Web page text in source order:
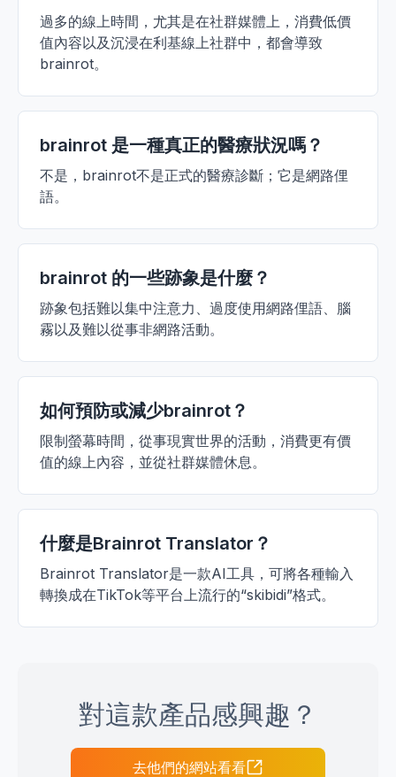
過多的線上時間，尤其是在社群媒體上，消費低價
值內容以及沉浸在利基線上社群中，都會導致
brainrot。
brainrot 是一種真正的醫療狀況嗎？
不是，brainrot不是正式的醫療診斷；它是網路俚
語。
brainrot 的一些跡象是什麼？
跡象包括難以集中注意力、過度使用網路俚語、腦
霧以及難以從事非網路活動。
如何預防或減少brainrot？
限制螢幕時間，從事現實世界的活動，消費更有價
值的線上內容，並從社群媒體休息。
什麼是Brainrot Translator？
Brainrot Translator是一款AI工具，可將各種輸入
轉換成在TikTok等平台上流行的“skibidi”格式。
對這款產品感興趣？
去他們的網站看看